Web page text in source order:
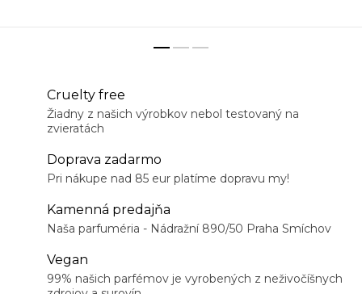
Cruelty free
Žiadny z našich výrobkov nebol testovaný na
zvieratách
Doprava zadarmo
Pri nákupe nad 85 eur platíme dopravu my!
Kamenná predajňa
Naša parfuméria - Nádražní 890/50 Praha Smíchov
Vegan
99% našich parfémov je vyrobených z neživočíšnych